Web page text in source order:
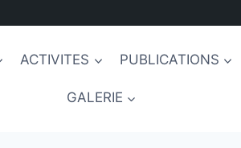
ACTIVITES PUBLICATIONS
GALERIE